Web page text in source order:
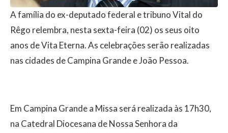
A família do ex-deputado federal e tribuno Vital do
Rêgo relembra, nesta sexta-feira (02) os seus oito
anos de Vita Eterna. As celebrações serão realizadas
nas cidades de Campina Grande e João Pessoa.
Em Campina Grande a Missa será realizada às 17h30,
na Catedral Diocesana de Nossa Senhora da